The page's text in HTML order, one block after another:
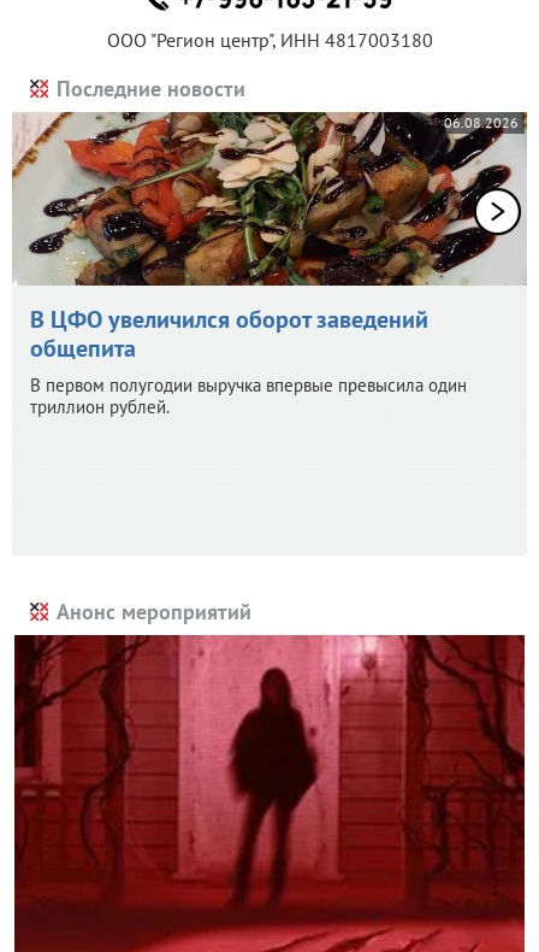
ООО "Регион центр", ИНН 4817003180
Последние новости
06.08.2026
В ЦФО увеличился оборот заведений
общепита
В первом полугодии выручка впервые превысила один
триллион рублей.
Анонс мероприятий